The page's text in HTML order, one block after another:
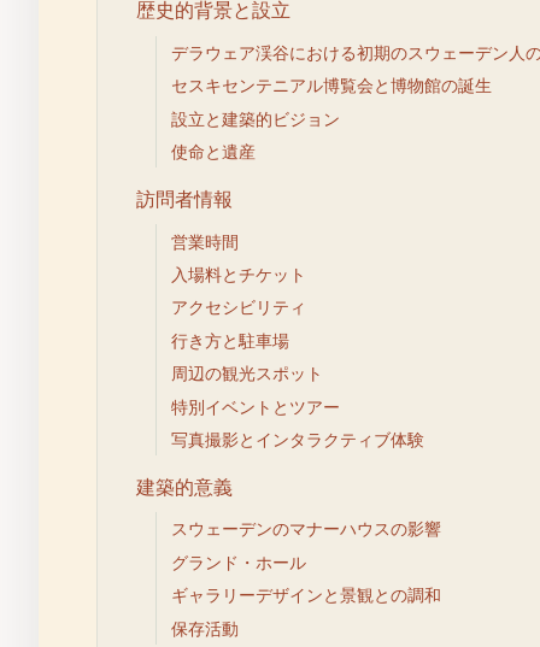
歴史的背景と設立
デラウェア渓谷における初期のスウェーデン人
セスキセンテニアル博覧会と博物館の誕生
設立と建築的ビジョン
使命と遺産
訪問者情報
営業時間
入場料とチケット
アクセシビリティ
行き方と駐車場
周辺の観光スポット
特別イベントとツアー
写真撮影とインタラクティブ体験
建築的意義
スウェーデンのマナーハウスの影響
グランド・ホール
ギャラリーデザインと景観との調和
保存活動